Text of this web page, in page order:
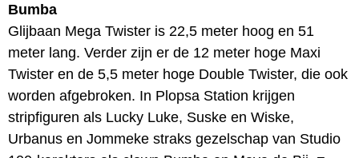
Bumba
Glijbaan Mega Twister is 22,5 meter hoog en 51
meter lang. Verder zijn er de 12 meter hoge Maxi
Twister en de 5,5 meter hoge Double Twister, die ook
worden afgebroken. In Plopsa Station krijgen
stripfiguren als Lucky Luke, Suske en Wiske,
Urbanus en Jommeke straks gezelschap van Studio